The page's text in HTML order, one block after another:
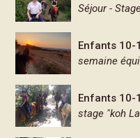
Séjour -
Enfants 10-
semaine
Enfants 10-
stage "koh